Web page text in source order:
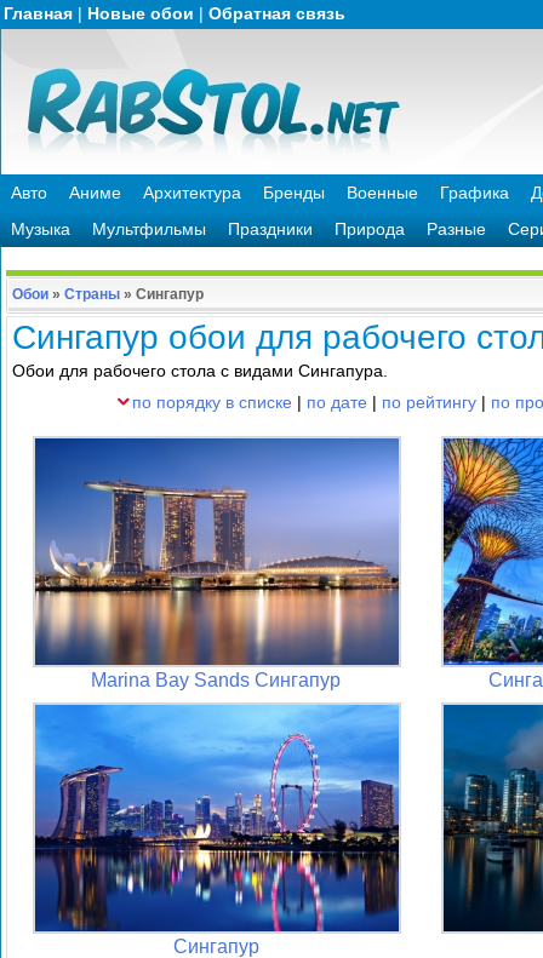
Главная | Новые обои | Обратная связь
Авто Аниме Архитектура Бренды Военные Графика
Музыка
Мультфильмы Праздники Природа Разные
Обои » Страны » Сингапур
Сингапур обои для рабочего
Обои для рабочего стола с видами Сингапура.
по порядку в списке | по дате | по рейтингу | по
Marina Bay Sands Сингапур
Сингапур